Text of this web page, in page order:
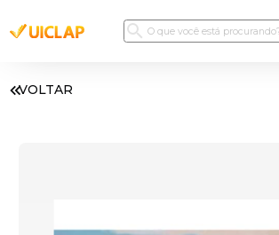
VOLTAR